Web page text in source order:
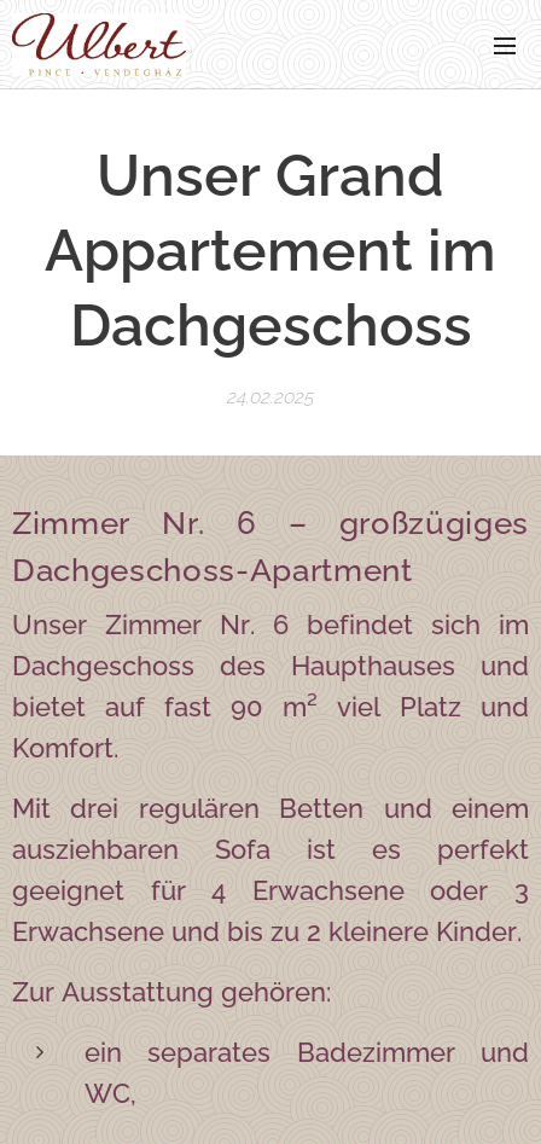
Unser Grand
Appartement im
Dachgeschoss
24.02.2025
Zimmer Nr. 6 – großzügiges
Dachgeschoss-Apartment
Unser Zimmer Nr. 6 befindet sich im
Dachgeschoss des Haupthauses und
bietet auf fast 90 m² viel Platz und
Komfort.
Mit drei regulären Betten und einem
ausziehbaren Sofa ist es perfekt
geeignet für 4 Erwachsene oder 3
Erwachsene und bis zu 2 kleinere Kinder.
Zur Ausstattung gehören:
ein separates Badezimmer und
WC,